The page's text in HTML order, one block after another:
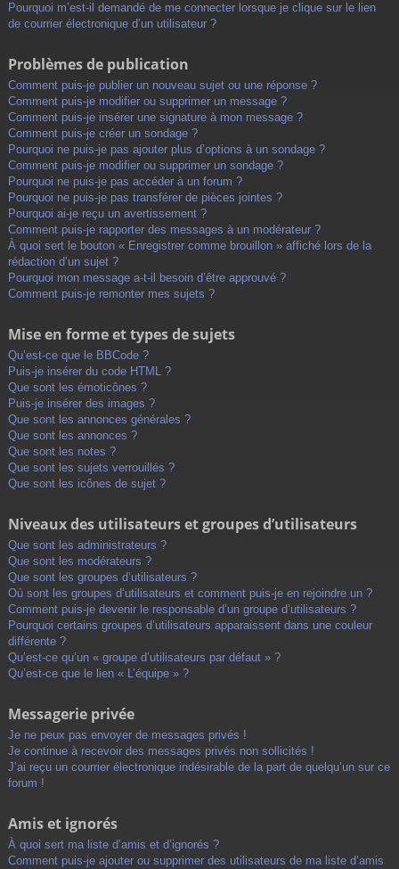
Pourquoi m’est-il demandé de me connecter lorsque je clique sur le lien
de courrier électronique d’un utilisateur ?
Problèmes de publication
Comment puis-je publier un nouveau sujet ou une réponse ?
Comment puis-je modifier ou supprimer un message ?
Comment puis-je insérer une signature à mon message ?
Comment puis-je créer un sondage ?
Pourquoi ne puis-je pas ajouter plus d’options à un sondage ?
Comment puis-je modifier ou supprimer un sondage ?
Pourquoi ne puis-je pas accéder à un forum ?
Pourquoi ne puis-je pas transférer de pièces jointes ?
Pourquoi ai-je reçu un avertissement ?
Comment puis-je rapporter des messages à un modérateur ?
À quoi sert le bouton « Enregistrer comme brouillon » affiché lors de la
rédaction d’un sujet ?
Pourquoi mon message a-t-il besoin d’être approuvé ?
Comment puis-je remonter mes sujets ?
Mise en forme et types de sujets
Qu’est-ce que le BBCode ?
Puis-je insérer du code HTML ?
Que sont les émoticônes ?
Puis-je insérer des images ?
Que sont les annonces générales ?
Que sont les annonces ?
Que sont les notes ?
Que sont les sujets verrouillés ?
Que sont les icônes de sujet ?
Niveaux des utilisateurs et groupes d’utilisateurs
Que sont les administrateurs ?
Que sont les modérateurs ?
Que sont les groupes d’utilisateurs ?
Où sont les groupes d’utilisateurs et comment puis-je en rejoindre un ?
Comment puis-je devenir le responsable d’un groupe d’utilisateurs ?
Pourquoi certains groupes d’utilisateurs apparaissent dans une couleur
différente ?
Qu’est-ce qu’un « groupe d’utilisateurs par défaut » ?
Qu’est-ce que le lien « L’équipe » ?
Messagerie privée
Je ne peux pas envoyer de messages privés !
Je continue à recevoir des messages privés non sollicités !
J’ai reçu un courrier électronique indésirable de la part de quelqu’un sur ce
forum !
Amis et ignorés
À quoi sert ma liste d’amis et d’ignorés ?
Comment puis-je ajouter ou supprimer des utilisateurs de ma liste d’amis